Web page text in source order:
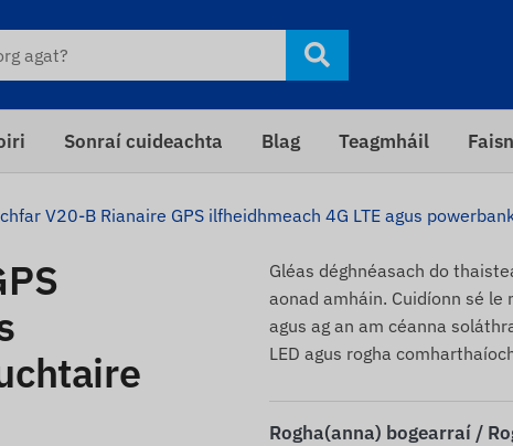
Sonraí cuideachta Blag Teagmháil
V20-B Rianaire GPS ilfheidhmeach 4G LTE agus
Gléas déghnéasach do
aonad amháin. Cuidíonn sé
agus ag an am céanna
LED agus rogha
Rogha(anna) bogearraí /